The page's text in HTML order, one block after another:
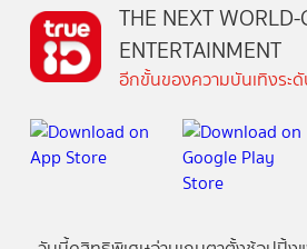
THE NEXT
ENTERTAINMENT
อีกขั้นของความบันเทิงระ